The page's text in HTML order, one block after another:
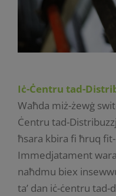
Iċ-Ċentru tad-
Waħda miż-żewġ
Ċentru tad-
ħsara kbira fi ħruq
Immedjatament
naħdmu biex
ta’ dan iċ-ċentru